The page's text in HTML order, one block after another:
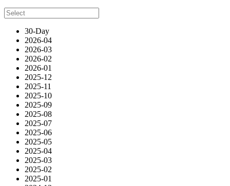
30-Day
2026-04
2026-03
2026-02
2026-01
2025-12
2025-11
2025-10
2025-09
2025-08
2025-07
2025-06
2025-05
2025-04
2025-03
2025-02
2025-01